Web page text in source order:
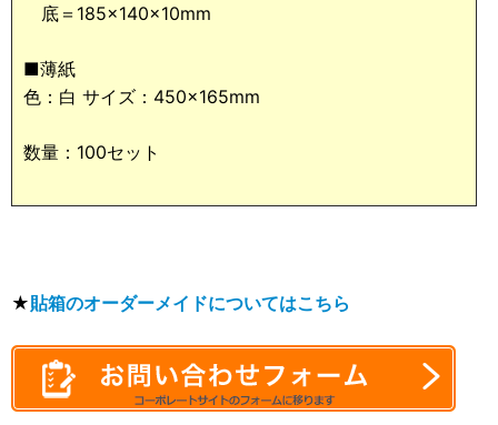
底＝185×140×10mm
■薄紙
色：白 サイズ：450×165mm
数量：100セット
★貼箱のオーダーメイドについてはこちら